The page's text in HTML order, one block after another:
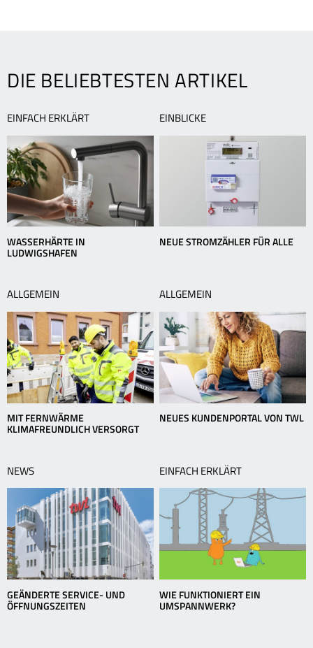
Babylons
DIE BELIEBTESTEN ARTIKEL
EINFACH ERKLÄRT
WASSERHÄRTE IN
LUDWIGSHAFEN
EINBLICKE
NEUE STROMZÄHLER FÜR ALLE
ALLGEMEIN
MIT FERNWÄRME
KLIMAFREUNDLICH VERSORGT
ALLGEMEIN
NEUES KUNDENPORTAL VON TWL
NEWS
GEÄNDERTE SERVICE- UND
ÖFFNUNGSZEITEN
EINFACH ERKLÄRT
WIE FUNKTIONIERT EIN
UMSPANNWERK?